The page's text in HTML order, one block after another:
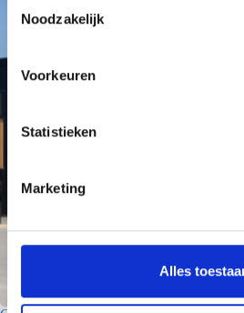
g
l
Noodzakelijk
Voorkeuren
Statistieken
Marketing
Alles